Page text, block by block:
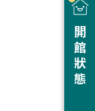
開館狀態